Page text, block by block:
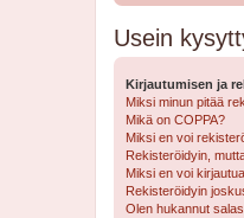
Usein
Kirjautumisen ja
Miksi minun pitää
Mikä on COPPA?
Miksi en voi
Rekisteröidyin,
Miksi en voi
Rekisteröidyin
Olen hukannut